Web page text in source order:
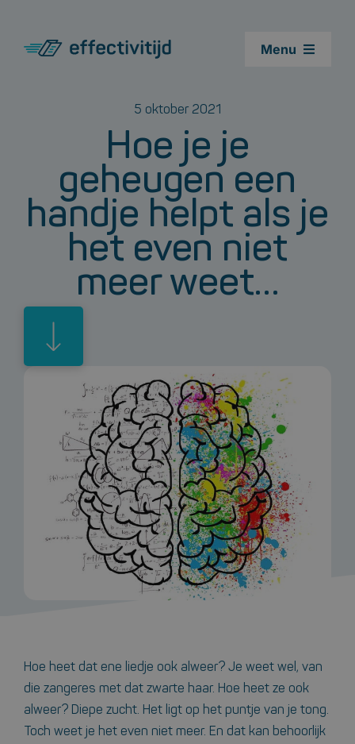
inhoud
Menu
Agenda cursus snellezen
Contact
5 oktober 2021
Hoe je je
geheugen een
handje helpt als je
het even niet
meer weet…
Hoe heet dat ene liedje ook alweer? Je weet wel, van
die zangeres met dat zwarte haar. Hoe heet ze ook
alweer? Diepe zucht. Het ligt op het puntje van je tong.
Toch weet je het even niet meer. En dat kan behoorlijk